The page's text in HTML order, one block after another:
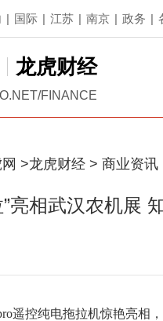
| 国际 | 江苏 | 南京 | 政务 |
龙虎财经
FINANCE
>龙虎财经 > 商业资讯
亮相武汉农机展
遥控纯电拖拉机惊艳亮相